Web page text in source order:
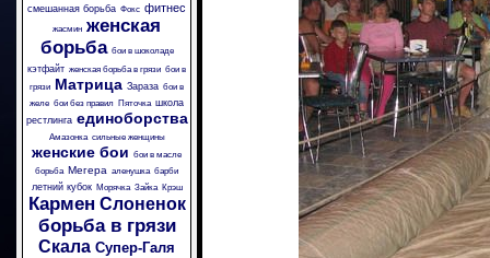
смешанная борьба Фокс фитнес
жасмин женская
борьба бои в шоколаде
кэтфайт женская борьба в грязи бои в
грязи Матрица Зараза бои в
желе бои без правил Пяточка школа
рестлинга единоборства
Амазонка сильные женщины
женские бои бои в масле
борьба Мегера аленушка барби
летний кубок Морячка Зайка Крэш
Кармен Слоненок
борьба в грязи
Скала Супер-Галя